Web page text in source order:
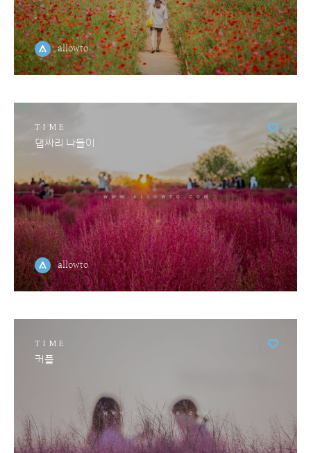
allowto
TIME
댑싸리 나들이
allowto
TIME
커플